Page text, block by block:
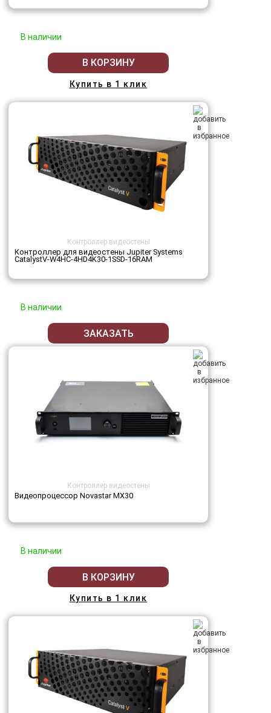
В наличии
В КОРЗИНУ
Купить в 1 клик
Контроллер видеостены
Контроллер для видеостены Jupiter Systems
CatalystV-W4HC-4HD4K30-1SSD-16RAM
В наличии
ЗАКАЗАТЬ
Контроллер видеостены
Видеопроцессор Novastar MX30
В наличии
В КОРЗИНУ
Купить в 1 клик